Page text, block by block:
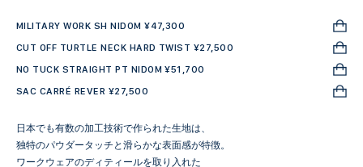
MILITARY WORK SH NIDOM ¥47,300
CUT OFF TURTLE NECK HARD TWIST ¥27,500
NO TUCK STRAIGHT PT NIDOM ¥51,700
SAC CARRÉ REVER ¥27,500
日本でも有数の加工技術で作られた生地は、
独特のパウダータッチと滑らかな表面感が特徴。
ワークウェアのディティールを取り入れた